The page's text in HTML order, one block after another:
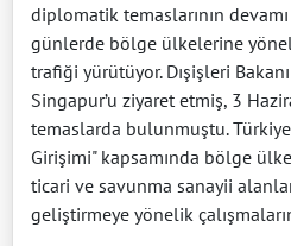
diplomatik temaslarının
günlerde bölge ülkelerine
trafiği yürütüyor. Dışişleri
Singapur’u ziyaret etmiş, 3
temaslarda bulunmuştu.
Girişimi" kapsamında bölge
ticari ve savunma sanayii
geliştirmeye yönelik